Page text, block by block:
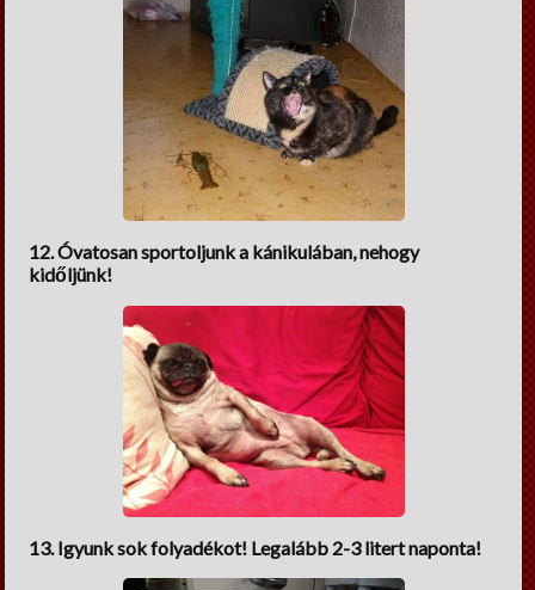
12. Óvatosan sportoljunk a kánikulában, nehogy
kidőljünk!
13. Igyunk sok folyadékot! Legalább 2-3 litert naponta!